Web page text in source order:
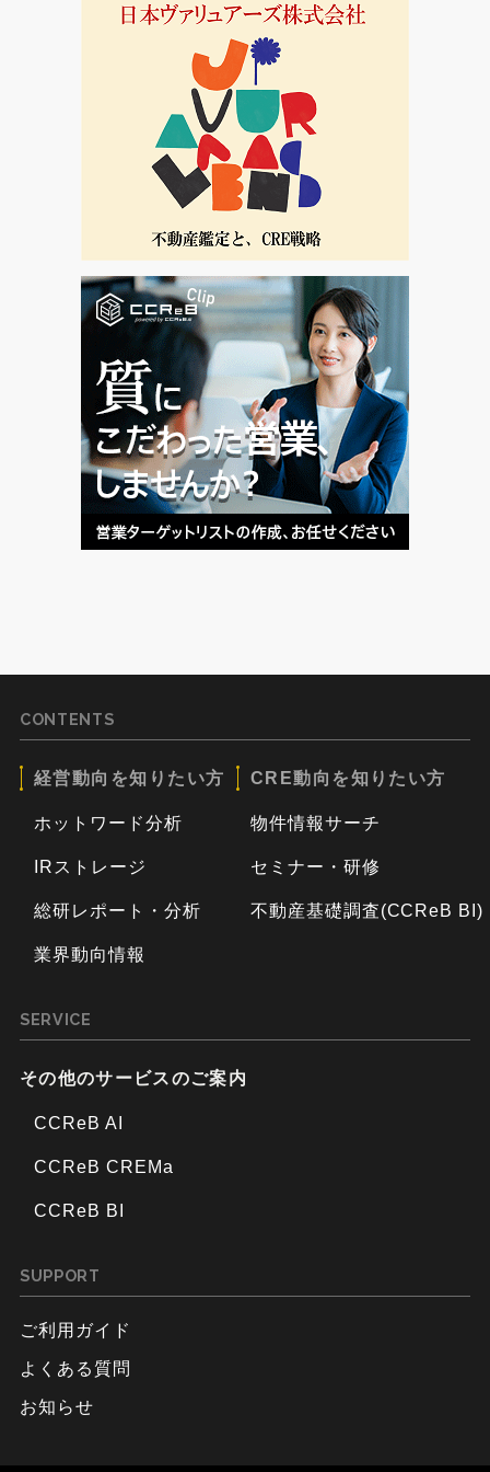
CONTENTS
経営動向を知りたい方
ホットワード分析
IRストレージ
総研レポート・分析
業界動向情報
CRE動向を知りたい方
物件情報サーチ
セミナー・研修
不動産基礎調査(CCReB BI)
SERVICE
その他のサービスのご案内
CCReB AI
CCReB CREMa
CCReB BI
SUPPORT
ご利用ガイド
よくある質問
お知らせ